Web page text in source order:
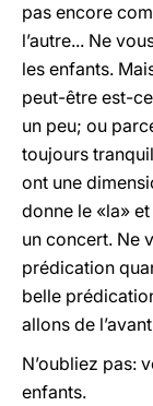
pas encore
l’autre... Ne
les enfants.
peut-être est-
un peu; ou
toujours
ont une
donne le «la»
un concert. Ne
prédication
belle
allons de
N’oubliez pas:
enfants.